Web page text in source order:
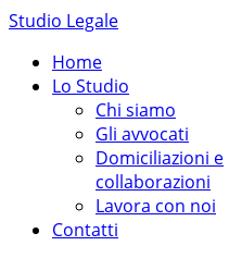
Studio Legale
Home
Lo Studio
Chi siamo
Gli avvocati
Domiciliazioni e
collaborazioni
Lavora con noi
Contatti